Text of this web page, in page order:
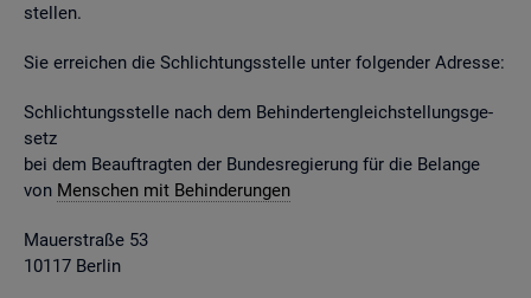
stel­len.
Sie er­rei­chen die Schlich­tungs­stel­le unter fol­gen­der Adres­se:
Schlich­tungs­stel­le nach dem Be­hin­der­ten­gleich­stel­lungs­ge­
setz
bei dem Be­auf­trag­ten der Bun­des­re­gie­rung für die Be­lan­ge
von Men­schen mit Be­hin­de­run­gen
Mau­er­stra­ße 53
10117 Ber­lin